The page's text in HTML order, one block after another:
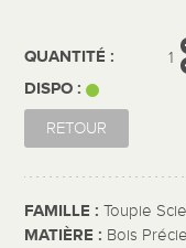
QUANTITÉ :
DISPO :
RETOUR
FAMILLE :Toupie
MATIÈRE : Bois